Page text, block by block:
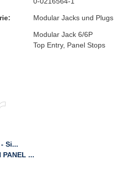
Modular Jacks und Plugs
Modular Jack 6/6P
Top Entry, Panel Stops
Si...
PANEL ...